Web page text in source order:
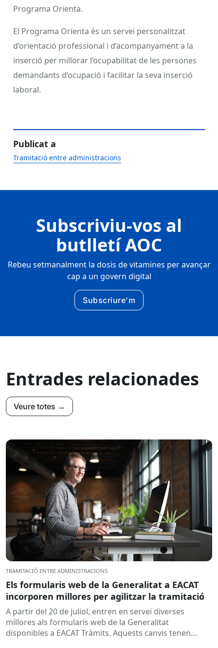
Programa Orienta.
El Programa Orienta és un servei personalitzat
d’orientació professional i d’acompanyament a la
inserció per millorar l’ocupabilitat de les persones
demandants d’ocupació i facilitar la seva inserció
laboral.
Publicat a
Tramitació entre administracions
Subscriviu-vos al
butlletí AOC
Rebeu setmanalment la dosis de vitamines per avançar
cap a un govern digital
Subscriure'm
Entrades relacionades
Veure totes →
TRAMITACIÓ ENTRE ADMINISTRACIONS
Els formularis web de la Generalitat a EACAT
incorporen millores per agilitzar la tramitació
A partir del 20 de juliol, entren en servei diverses
millores als formularis web de la Generalitat
disponibles a EACAT Tràmits. Aquests canvis tenen